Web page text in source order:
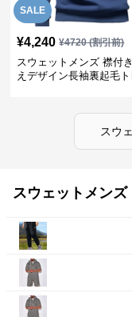
SALE
¥4,240 ¥4720(割引前)
スウェットメンズ 襟付
えデザイン長袖裏起毛
スウ
スウェットメン